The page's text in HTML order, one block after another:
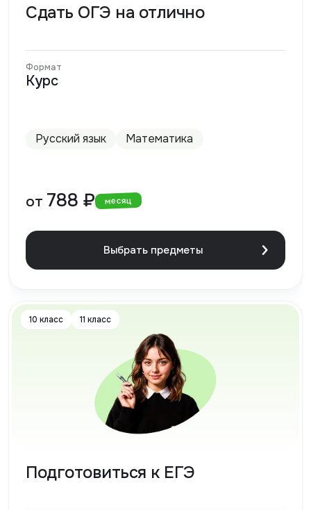
Сдать ОГЭ на отлично
Формат
Курс
Русский язык Математика
от 788 ₽ месяц
Выбрать предметы
10 класс 11 класс
Подготовиться к ЕГЭ